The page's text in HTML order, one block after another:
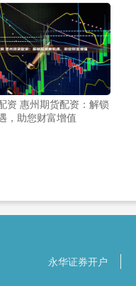
资 惠州期货配资：解锁
，助您财富增值
永华证券开户